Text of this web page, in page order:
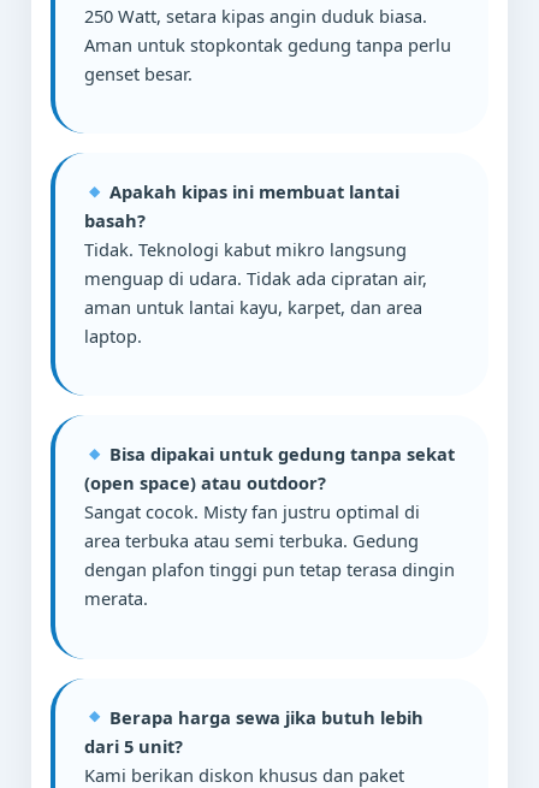
250 Watt, setara kipas angin duduk biasa.
Aman untuk stopkontak gedung tanpa perlu
genset besar.
Apakah kipas ini membuat lantai
basah?
Tidak. Teknologi kabut mikro langsung
menguap di udara. Tidak ada cipratan air,
aman untuk lantai kayu, karpet, dan area
laptop.
Bisa dipakai untuk gedung tanpa sekat
(open space) atau outdoor?
Sangat cocok. Misty fan justru optimal di
area terbuka atau semi terbuka. Gedung
dengan plafon tinggi pun tetap terasa dingin
merata.
Berapa harga sewa jika butuh lebih
dari 5 unit?
Kami berikan diskon khusus dan paket